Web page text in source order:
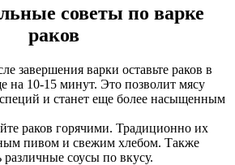
советы по варке
раков
завершения варки оставьте раков в
на 10-15 минут. Это позволит мясу
и станет еще более насыщенным
раков горячими. Традиционно их
пивом и свежим хлебом. Также
соусы по вкусу.